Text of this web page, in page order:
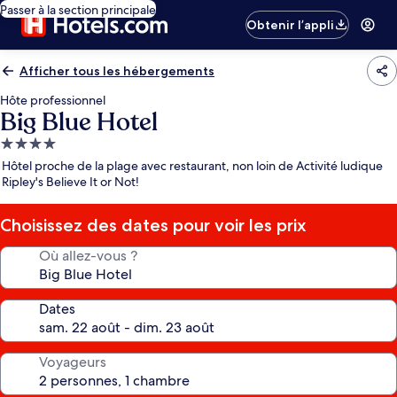
Passer à la section principale
Obtenir l’appli
Afficher tous les hébergements
Hôte professionnel
Big Blue Hotel
Hébergement
4.0 étoiles
Hôtel proche de la plage avec restaurant, non loin de Activité ludique
Ripley's Believe It or Not!
Choisissez des dates pour voir les prix
Où allez-vous ?
Dates
Voyageurs